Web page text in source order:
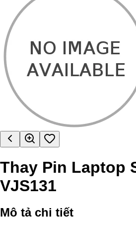
Thay Pin Laptop
VJS131
Mô tả chi tiết